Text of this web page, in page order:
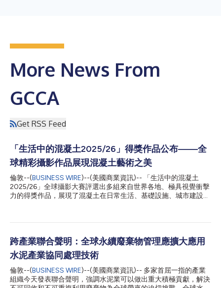
More News From
GCCA
Get RSS Feed
「生活中的混凝土2025/26」得獎作品公布——全
球精彩攝影作品展現混凝土藝術之美
倫敦--(BUSINESS WIRE)--(美國商業資訊)-- 「生活中的混凝土
2025/26」全球攝影大賽評選出多組來自世界各地、極具視覺衝擊
力的得獎作品，展現了混凝土在日常生活、基礎設施、城市建設和
手機使用者的逾2萬份參賽作品。大賽旨在展現混凝土如何支撐現
Thomas Guillot表示：「今年遞交的精彩作品展現了混凝土對全球
各地人們生活的正向影響——有時是實用功能，有時近乎無形，
有時又極具美感。」 Celbert Palaganas摘得「2025/26年度生活
中的混凝土照片」桂冠，並獲得1萬美元最高獎金，其得獎作品
《Pillars Across the Sea》拍攝於菲律賓宿霧市。照片前景是綠色
的海岸植物，菲律賓最長的橋樑——宿霧–科爾多瓦高速連接線橫
跨產業聯合聲明：全球永續廢棄物管理應擴大應用
水泥產業協同處理技術
倫敦--(BUSINESS WIRE)--(美國商業資訊)-- 多家首屈一指的產業
組織今天發表聯合聲明，強調水泥業可以做出重大積極貢獻，解決